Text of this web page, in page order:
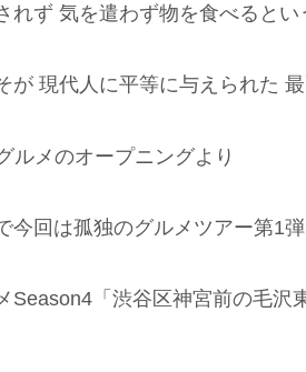
れず 気を遣わず物を食べるとい
が 現代人に平等に与えられた
メのオープニングより
今回は孤独のグルメツアー第1弾
Season4「渋谷区神宮前の毛沢